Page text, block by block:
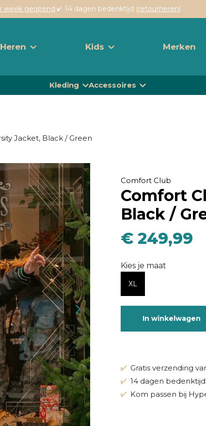
week geopend 14 dagen bedenktijd (retourneren)
Heren Kids Merken
Kleding Accessoires
Jacket, Black / Green
Comfort Club
Comfort
Black /
€ 249,99
Kies je maat
XL
In winkelwagen
Gratis verzending
14 dagen
Kom passen bij